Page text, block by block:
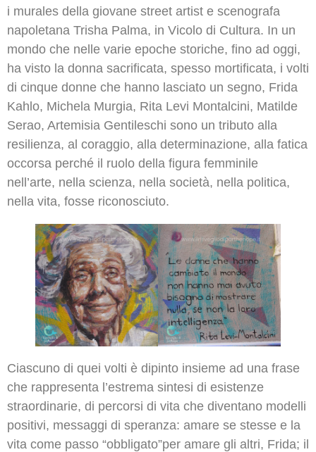
i murales della giovane street artist e scenografa
napoletana Trisha Palma, in Vicolo di Cultura. In un
mondo che nelle varie epoche storiche, fino ad oggi,
ha visto la donna sacrificata, spesso mortificata, i volti
di cinque donne che hanno lasciato un segno, Frida
Kahlo, Michela Murgia, Rita Levi Montalcini, Matilde
Serao, Artemisia Gentileschi sono un tributo alla
resilienza, al coraggio, alla determinazione, alla fatica
occorsa perché il ruolo della figura femminile
nell’arte, nella scienza, nella società, nella politica,
nella vita, fosse riconosciuto.
Ciascuno di quei volti è dipinto insieme ad una frase
che rappresenta l’estrema sintesi di esistenze
straordinarie, di percorsi di vita che diventano modelli
positivi, messaggi di speranza: amare se stesse e la
vita come passo “obbligato”per amare gli altri, Frida; il